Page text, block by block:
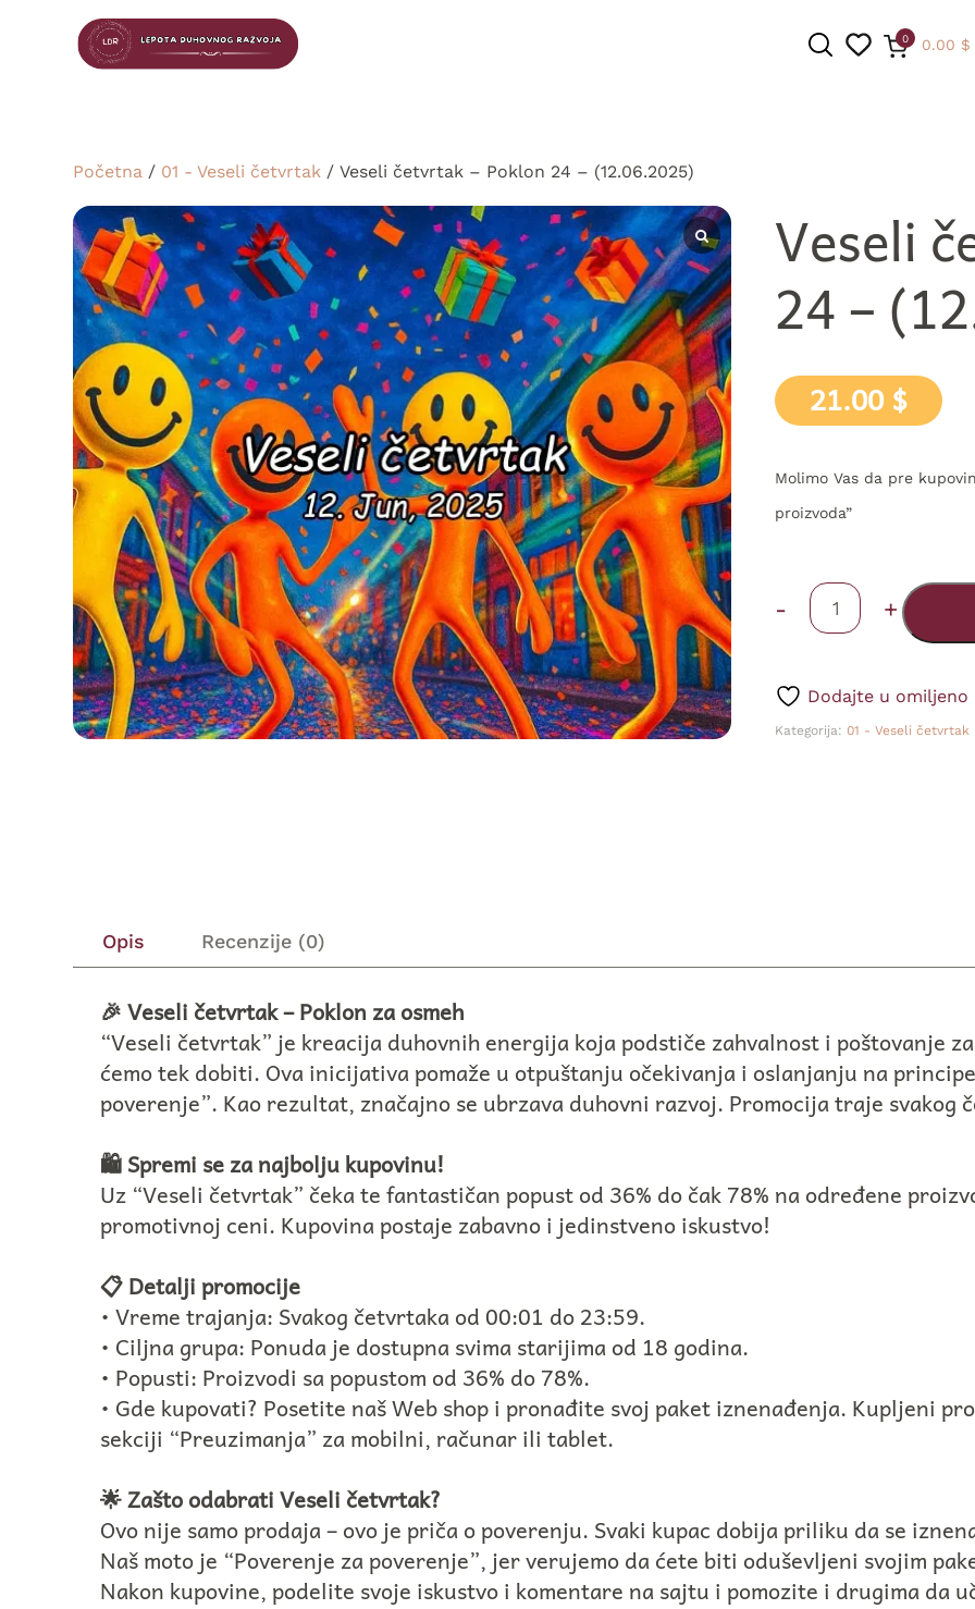
0 0.00 $
Početna / 01 - Veseli četvrtak / Veseli četvrtak – Poklon 24 – (12.06.2025)
Veseli
24 –
21.00$
Molimo Vas da pre
proizvoda”
-
Veseli
četvrtak
Poklon
24
+
Dodajte u omiljeno
Kategorija: 01 - Veseli četvrtak
Opis Recenzije (0)
🎉 Veseli četvrtak – Poklon za osmeh
“Veseli četvrtak” je kreacija duhovnih energija koja podstiče zahvalnost i poštovanje
ćemo tek dobiti. Ova inicijativa pomaže u otpuštanju očekivanja i oslanjanju na
poverenje”. Kao rezultat, značajno se ubrzava duhovni razvoj. Promocija traje svakog
🛍️ Spremi se za najbolju kupovinu!
Uz “Veseli četvrtak” čeka te fantastičan popust od 36% do čak 78% na određene
promotivnoj ceni. Kupovina postaje zabavno i jedinstveno iskustvo!
📋 Detalji promocije
• Vreme trajanja: Svakog četvrtaka od 00:01 do 23:59.
• Ciljna grupa: Ponuda je dostupna svima starijima od 18 godina.
• Popusti: Proizvodi sa popustom od 36% do 78%.
• Gde kupovati? Posetite naš Web shop i pronađite svoj paket iznenađenja. Kupljeni
sekciji “Preuzimanja” za mobilni, računar ili tablet.
🌟 Zašto odabrati Veseli četvrtak?
Ovo nije samo prodaja – ovo je priča o poverenju. Svaki kupac dobija priliku da se
Naš moto je “Poverenje za poverenje”, jer verujemo da ćete biti oduševljeni svojim
Nakon kupovine, podelite svoje iskustvo i komentare na sajtu i pomozite i drugima da